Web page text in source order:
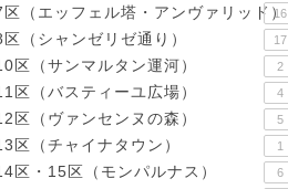
区（エッフェル塔・アンヴァリッド）
16
区（シャンゼリゼ通り） 17
区（サンマルタン運河） 2
区（バスティーユ広場） 4
区（ヴァンセンヌの森） 5
区（チャイナタウン） 1
区・15区（モンパルナス） 6